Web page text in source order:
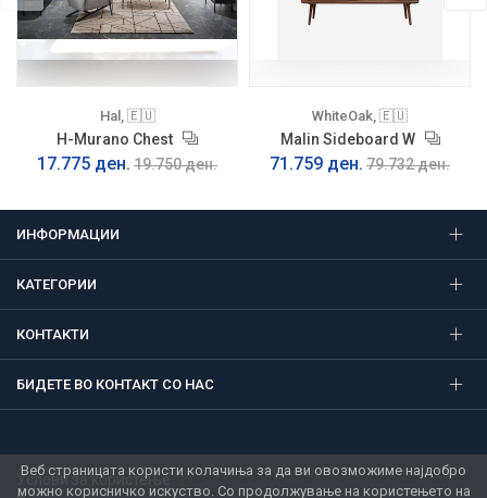
Hal, 🇪🇺
H-Murano Chest
17.775 ден. 19.750 ден.
WhiteOak, 🇪🇺
Malin Sideboard W
71.759 ден. 79.732 ден.
ИНФОРМАЦИИ
КАТЕГОРИИ
КОНТАКТИ
БИДЕТЕ ВО КОНТАКТ СО НАС
Услови за користење
Веб страницата користи колачиња за да ви овозможиме најдобро
можно корисничко искуство. Со продолжување на користењето на